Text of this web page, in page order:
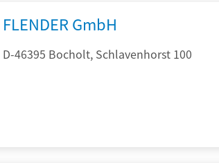
FLENDER GmbH
D-46395 Bocholt, Schlavenhorst 100